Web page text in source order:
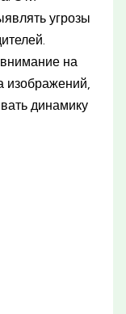
угрозы
на
изображений,
динамику